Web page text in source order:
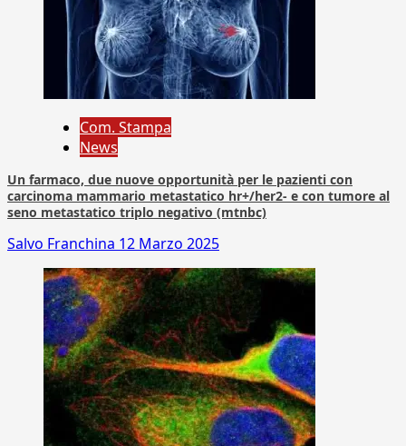
Com. Stampa
News
Un farmaco, due nuove opportunità per le pazienti con
carcinoma mammario metastatico hr+/her2- e con tumore al
seno metastatico triplo negativo (mtnbc)
Salvo Franchina 12 Marzo 2025